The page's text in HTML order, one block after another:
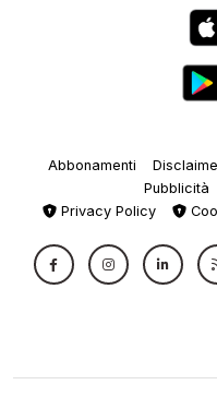
Abbonamenti
Pubblicità
Privacy Policy